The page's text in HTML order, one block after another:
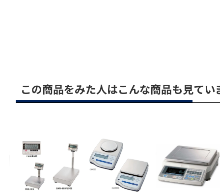
この商品をみた人はこんな商品も見てい